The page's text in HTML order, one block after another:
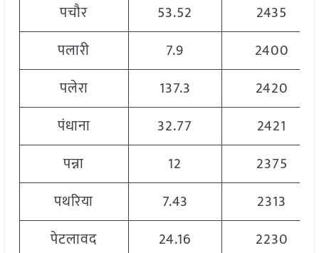
पचौर
53.52
2435
पलारी
7.9
2400
पलेरा
137.3
2420
पंधाना
32.77
2421
पन्ना
12
2375
पथरिया
7.43
2313
पेटलावद
24.16
2230